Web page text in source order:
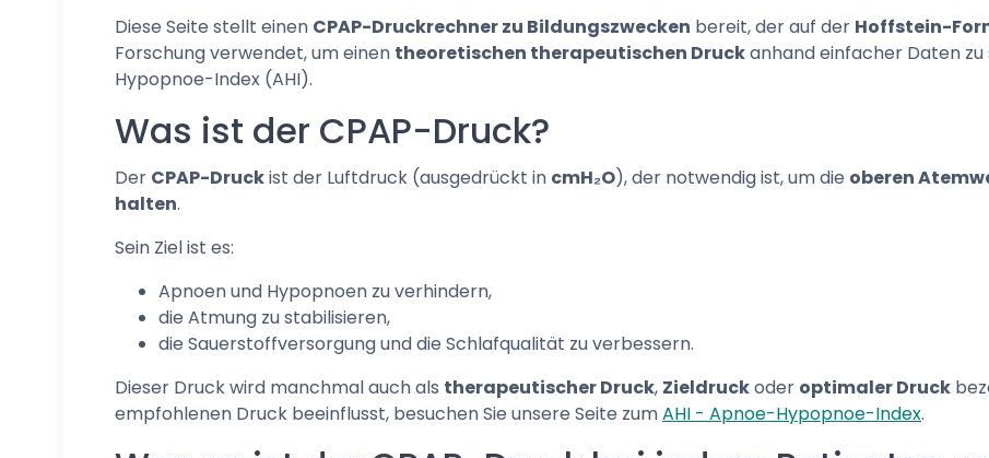
Diese Seite stellt einen CPAP-Druckrechner zu Bildungszwecken bereit, der auf der Hoffstein-
Forschung verwendet, um einen theoretischen therapeutischen Druckanhand einfacher Daten zu
Hypopnoe-Index (AHI).
Was ist der CPAP-Druck?
Der CPAP-Druckist der Luftdruck (ausgedrückt in cmH₂O), der notwendig ist, um die oberen
halten.
Sein Ziel ist es:
Apnoen und Hypopnoen zu verhindern,
die Atmung zu stabilisieren,
die Sauerstoffversorgung und die Schlafqualität zu verbessern.
Dieser Druck wird manchmal auch als therapeutischer Druck, Zieldruckoder optimaler Druck
empfohlenen Druck beeinflusst, besuchen Sie unsere Seite zumAHI - Apnoe-Hypopnoe-Index.